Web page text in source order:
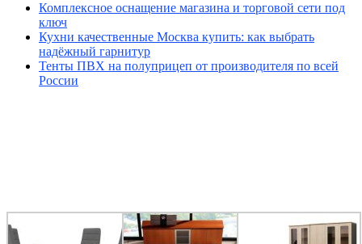
Комплексное оснащение магазина и торговой сети под
ключ
Кухни качественные Москва купить: как выбрать
надёжный гарнитур
Тенты ПВХ на полуприцеп от производителя по всей
России